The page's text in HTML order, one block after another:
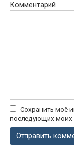
Комментарий
Сохранить моё
последующих моих